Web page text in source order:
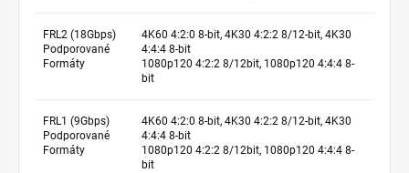
FRL2 (18Gbps)
Podporované
Formáty
4K60 4:2:0 8-bit, 4K30 4:2:2 8/12-bit, 4K30
4:4:4 8-bit
1080p120 4:2:2 8/12bit, 1080p120 4:4:4 8-
bit
FRL1 (9Gbps)
Podporované
Formáty
4K60 4:2:0 8-bit, 4K30 4:2:2 8/12-bit, 4K30
4:4:4 8-bit
1080p120 4:2:2 8/12bit, 1080p120 4:4:4 8-
bit